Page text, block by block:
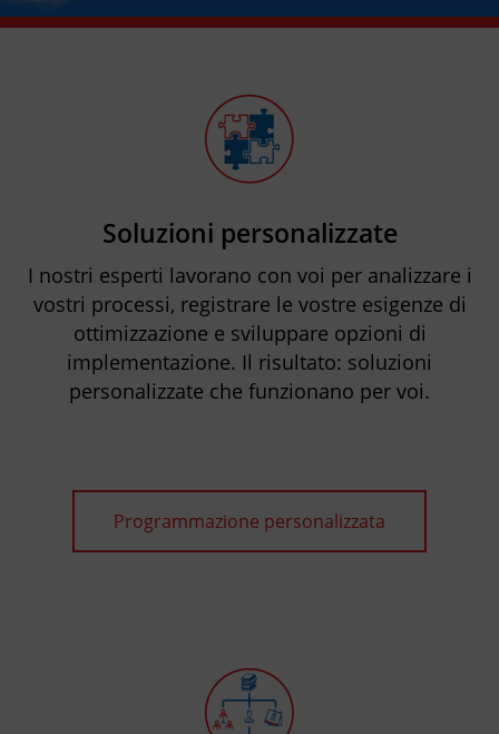
Soluzioni personalizzate
I nostri esperti lavorano con voi per analizzare i
vostri processi, registrare le vostre esigenze di
ottimizzazione e sviluppare opzioni di
implementazione. Il risultato: soluzioni
personalizzate che funzionano per voi.
Programmazione personalizzata